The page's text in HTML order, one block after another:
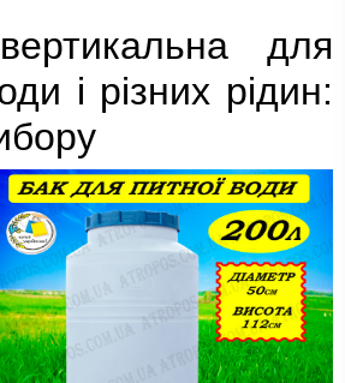
для
і різних рідин: